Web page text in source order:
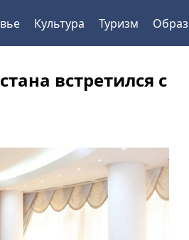
Культура Туризм
встретился с